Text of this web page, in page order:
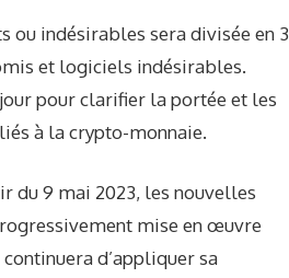
indésirables sera divisée en 3
et logiciels indésirables.
pour clarifier la portée et les
à la crypto-monnaie.
du 9 mai 2023, les nouvelles
mise en œuvre
d’appliquer sa